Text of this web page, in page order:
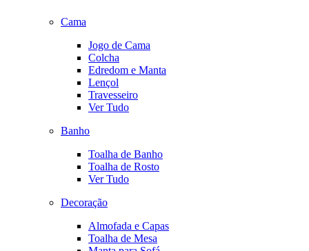
Cama
Jogo de Cama
Colcha
Edredom e Manta
Lençol
Travesseiro
Ver Tudo
Banho
Toalha de Banho
Toalha de Rosto
Ver Tudo
Decoração
Almofada e Capas
Toalha de Mesa